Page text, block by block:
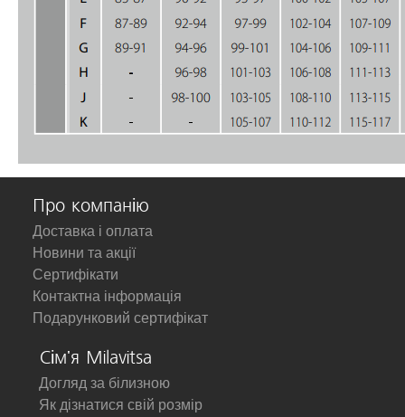
Про компанію
Доставка і оплата
Новини та акції
Сертифікати
Контактна інформація
Подарунковий сертифікат
Сім'я Milavitsa
Догляд за білизною
Як дізнатися свій розмір